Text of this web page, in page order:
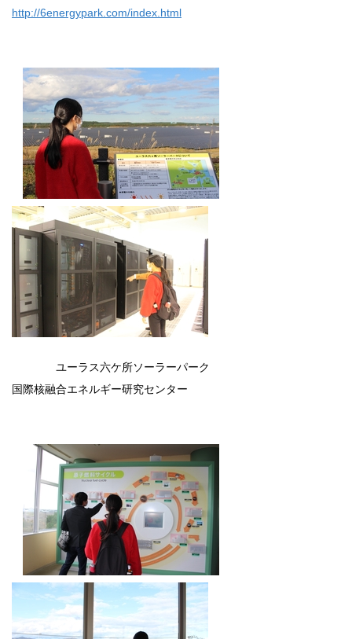
http://6energypark.com/index.html
ユーラス六ケ所ソーラーパーク
国際核融合エネルギー研究センター